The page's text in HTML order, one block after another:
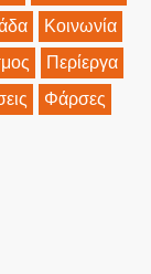
Κοινωνία
Περίεργα
Φάρσες